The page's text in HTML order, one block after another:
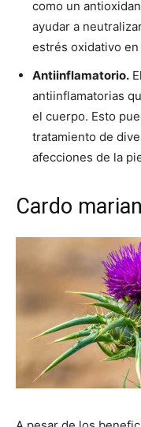
como un
ayudar a
estrés oxidativo
Antiinflamatorio.
antiinflamatorias
el cuerpo. Esto
tratamiento de
afecciones de la
Cardo